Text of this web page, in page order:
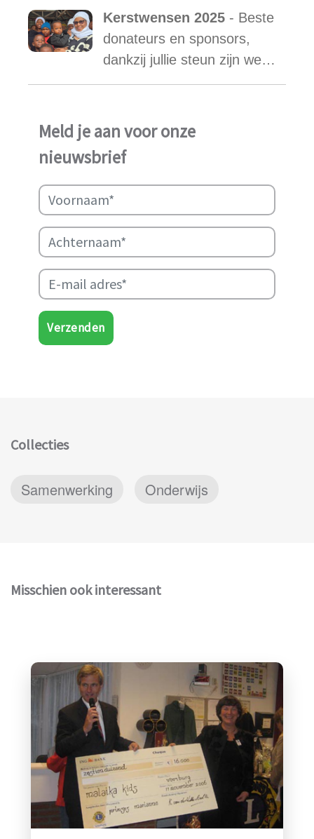
waar honderden kinderen
een stabiele toekomst
vonden.
Kerstwensen 2025 - Beste
donateurs en sponsors,
dankzij jullie steun zijn we
ook in het afgelopen jaar
ondersteunen.
Meld je aan voor onze
nieuwsbrief
Verzenden
Collecties
Samenwerking Onderwijs
Misschien ook interessant